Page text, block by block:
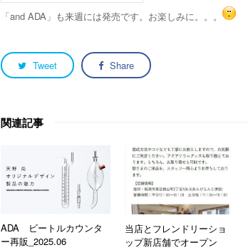
「and ADA」も来週には発売です。お楽しみに。。。
Tweet Share
関連記事
ADA ビートルカウンタ
ー再販_2025.06
当店とフレンドリーショ
ップ新店舗でオープン